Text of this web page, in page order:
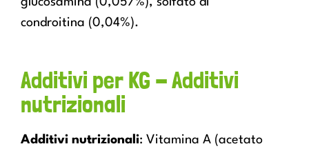
condroitina (0,04%).
Additivi per KG - Additivi
nutrizionali
Additivi nutrizionali: Vitamina A (acetato